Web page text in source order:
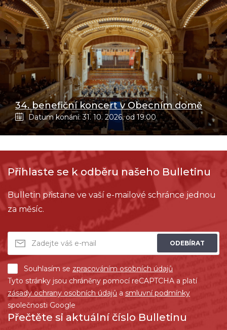
34. benefiční koncert v Obecním domě
Datum konání: 31. 10. 2026, od 19:00
Přihlaste se k odběru našeho Bulletinu
Bulletin přistane ve vaší e-mailové schránce jednou
za měsíc.
ODEBÍRAT
Souhlasím se zpracováním osobních údajů
Tyto stránky jsou chráněny pomocí reCAPTCHA a platí
zásady ochrany osobních údajů a smluvní podmínky
společnosti Google
Přečtěte si aktuální číslo Bulletinu